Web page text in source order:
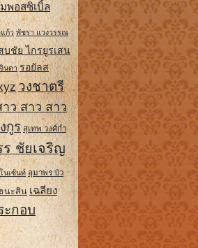
พอสซิเบิ้ล
ก้ว พัชรา แวงวรรณ
บชัย ไกรยูรเสน
นดา รอยัลส
วงชาตรี
าว สาว สาว
กูร สุเทพ วงศ์กํา
ร ชัยเจริญ
นเซ้นท์ อุมาพร บัว
นะสิน เฉลียง
ะกอบ